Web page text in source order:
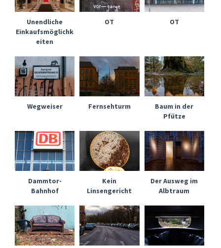
Unendliche
Einkaufsmöglichk
eiten
OT OT
Wegweiser Fernsehturm
Baum in der
Pfütze
Dammtor-
Bahnhof
Kein
Linsengericht
Der Ausweg im
Albtraum